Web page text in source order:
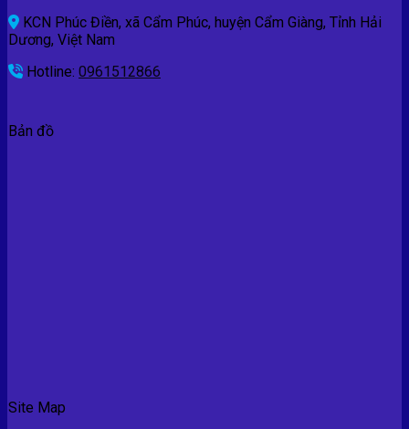
KCN Phúc Điền, xã Cẩm Phúc, huyện Cẩm Giàng, Tỉnh Hải
Dương, Việt Nam
Hotline: 0961512866
Bản đồ
Site Map